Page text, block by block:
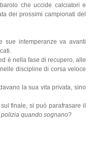
che uccide calciatori e
dei prossimi campionati del
intemperanze va avanti
è nella fase di recupero, alle
discipline di corsa veloce
la sua vita privata, sino
finale, si può parafrasare il
quando sognano?